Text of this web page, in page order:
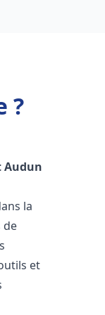
?
Audun
la
de
et